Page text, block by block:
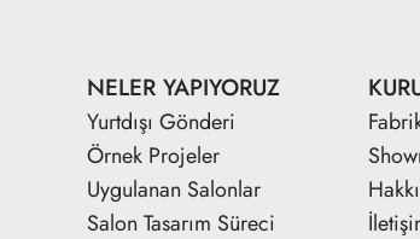
NELER YAPIYORUZ
Yurtdışı Gönderi
Örnek Projeler
Uygulanan Salonlar
Salon Tasarım Süreci